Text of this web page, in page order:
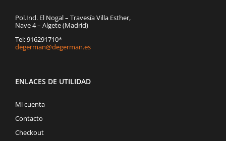
Pol.Ind. El Nogal – Travesía Villa Esther,
Nave 4 – Algete (Madrid)
Tel: 916291710*
degerman@degerman.es
ENLACES DE UTILIDAD
Mi cuenta
Contacto
Checkout